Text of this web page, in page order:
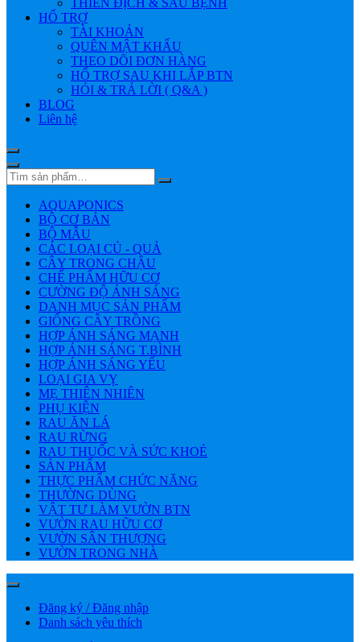
THIÊN ĐỊCH & SÂU BỆNH
HỔ TRỢ
TÀI KHOẢN
QUÊN MẬT KHẨU
THEO DÕI ĐƠN HÀNG
HỔ TRỢ SAU KHI LẮP BTN
HỎI & TRẢ LỜI ( Q&A )
BLOG
Liên hệ
AQUAPONICS
BỘ CƠ BẢN
BỘ MẪU
CÁC LOẠI CỦ - QUẢ
CÂY TRONG CHẬU
CHẾ PHẨM HỮU CƠ
CƯỜNG ĐỘ ÁNH SÁNG
DANH MỤC SẢN PHẨM
GIỐNG CÂY TRỒNG
HỢP ÁNH SÁNG MẠNH
HỢP ÁNH SÁNG T.BÌNH
HỢP ÁNH SÁNG YẾU
LOẠI GIA VỴ
MẸ THIÊN NHIÊN
PHỤ KIỆN
RAU ĂN LÁ
RAU RỪNG
RAU THUỐC VÀ SỨC KHOẺ
SẢN PHẨM
THỰC PHẨM CHỨC NĂNG
THƯỜNG DÙNG
VẬT TƯ LÀM VƯỜN BTN
VƯỜN RAU HỮU CƠ
VƯỜN SÂN THƯỢNG
VƯỜN TRONG NHÀ
Đăng ký / Đăng nhập
Danh sách yêu thích